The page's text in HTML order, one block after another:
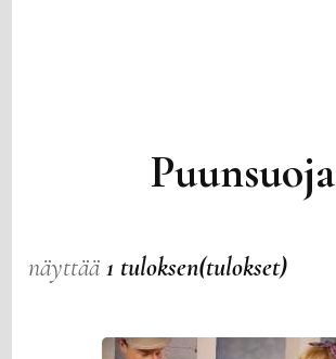
Puunsuoja
näyttää1 tuloksen(tulokset)